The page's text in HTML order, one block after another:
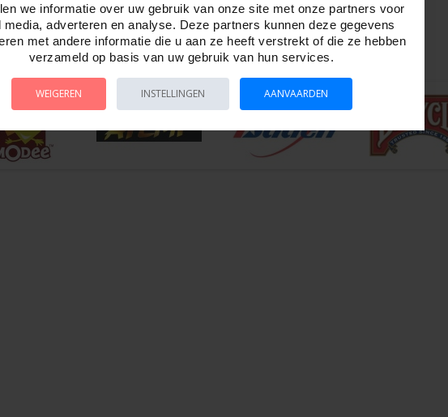
heb je maar 4 draaiingen.
deze 4 draaiingen toch maar de juiste oplossing te vinden
2 van de 5 sterren.
we informatie over uw gebruik van onze site met onze partners voor
media, adverteren en analyse. Deze partners kunnen deze gegevens
met andere informatie die u aan ze heeft verstrekt of die ze hebben
verzameld op basis van uw gebruik van hun services.
WEIGEREN INSTELLINGEN AANVAARDEN